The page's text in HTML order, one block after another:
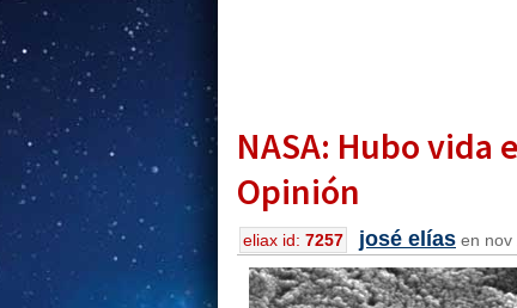
NASA: Hubo
Opinión
eliax id: 7257 josé elías en nov